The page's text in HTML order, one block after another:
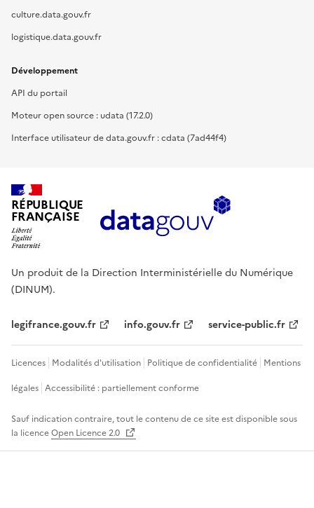
culture.data.gouv.fr
logistique.data.gouv.fr
Développement
API du portail
Moteur open source : udata (17.2.0)
Interface utilisateur de data.gouv.fr : cdata (7ad44f4)
RÉPUBLIQUE
FRANÇAISE
Un produit de la Direction Interministérielle du Numérique
(DINUM).
legifrance.gouv.fr info.gouv.fr service-public.fr
Licences Modalités d'utilisation Politique de confidentialité Mentions
légales Accessibilité : partiellement conforme
Sauf indication contraire, tout le contenu de ce site est disponible sous
la licenceOpen Licence 2.0